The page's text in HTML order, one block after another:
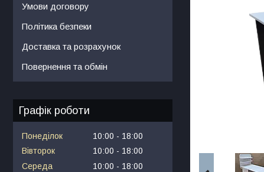
Умови договору
Політика безпеки
Доставка та розрахунок
Повернення та обмін
Графік роботи
Понеділок 10:00
18:00
Вівторок
10:00
18:00
Середа
10:00
18:00